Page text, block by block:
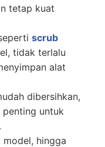
tetap kuat
scrub
tidak terlalu
alat
dibersihkan,
untuk
model, hingga